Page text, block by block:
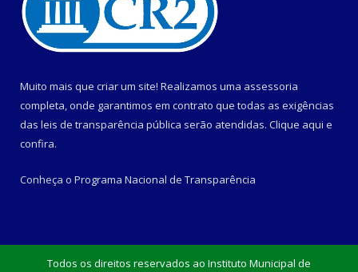
Muito mais que criar um site! Realizamos uma assessoria
completa, onde garantimos em contrato que todas as exigências
das leis de transparência pública serão atendidas. Clique aqui e
confira.
Conheça o Programa Nacional de Transparência
Todos os direitos reservados ao Instituto Municipal de